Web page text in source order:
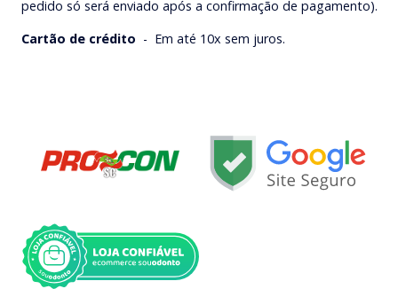
pedido só será enviado após a confirmação de pagamento).
Cartão de crédito - Em até 10x sem juros.